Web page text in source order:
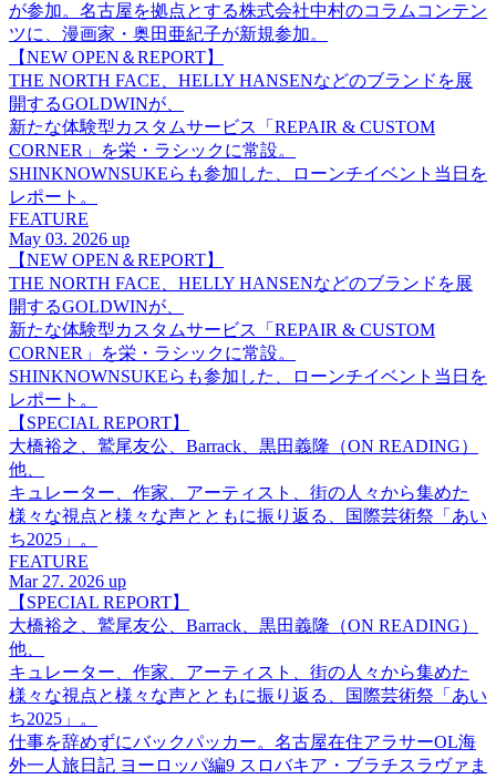
が参加。名古屋を拠点とする株式会社中村のコラムコンテン
ツに、漫画家・奥田亜紀子が新規参加。
【NEW OPEN＆REPORT】
THE NORTH FACE、HELLY HANSENなどのブランドを展
開するGOLDWINが、
新たな体験型カスタムサービス「REPAIR & CUSTOM
CORNER」を栄・ラシックに常設。
SHINKNOWNSUKEらも参加した、ローンチイベント当日を
レポート。
FEATURE
May 03. 2026 up
【NEW OPEN＆REPORT】
THE NORTH FACE、HELLY HANSENなどのブランドを展
開するGOLDWINが、
新たな体験型カスタムサービス「REPAIR & CUSTOM
CORNER」を栄・ラシックに常設。
SHINKNOWNSUKEらも参加した、ローンチイベント当日を
レポート。
【SPECIAL REPORT】
大橋裕之、鷲尾友公、Barrack、黒田義隆（ON READING）
他、
キュレーター、作家、アーティスト、街の人々から集めた
様々な視点と様々な声とともに振り返る、国際芸術祭「あい
ち2025」。
FEATURE
Mar 27. 2026 up
【SPECIAL REPORT】
大橋裕之、鷲尾友公、Barrack、黒田義隆（ON READING）
他、
キュレーター、作家、アーティスト、街の人々から集めた
様々な視点と様々な声とともに振り返る、国際芸術祭「あい
ち2025」。
仕事を辞めずにバックパッカー。名古屋在住アラサーOL海
外一人旅日記 ヨーロッパ編9 スロバキア・ブラチスラヴァま